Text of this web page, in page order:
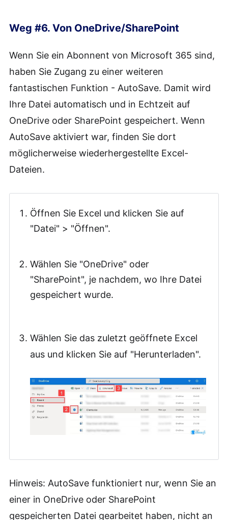
Weg #6. Von OneDrive/SharePoint
Wenn Sie ein Abonnent von Microsoft 365 sind,
haben Sie Zugang zu einer weiteren
fantastischen Funktion - AutoSave. Damit wird
Ihre Datei automatisch und in Echtzeit auf
OneDrive oder SharePoint gespeichert. Wenn
AutoSave aktiviert war, finden Sie dort
möglicherweise wiederhergestellte Excel-
Dateien.
Öffnen Sie Excel und klicken Sie auf
"Datei" > "Öffnen".
Wählen Sie "OneDrive" oder
"SharePoint", je nachdem, wo Ihre Datei
gespeichert wurde.
Wählen Sie das zuletzt geöffnete Excel
aus und klicken Sie auf "Herunterladen".
Hinweis: AutoSave funktioniert nur, wenn Sie an
einer in OneDrive oder SharePoint
gespeicherten Datei gearbeitet haben, nicht an